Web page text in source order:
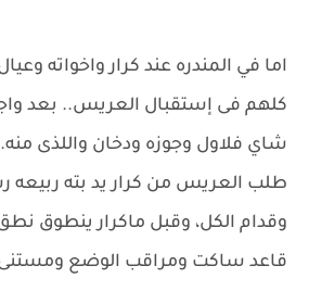
اما في المندره عند كرار واخواته
كلهم فى إستقبال العريس.. بعد
شاي فلاول وجوزه ودخان واللذى منه.
طلب العريس من كرار يد بته
وقدام الكل، وقبل ماكرار ينطوق نطق
قاعد ساكت ومراقب الوضع ومستنى